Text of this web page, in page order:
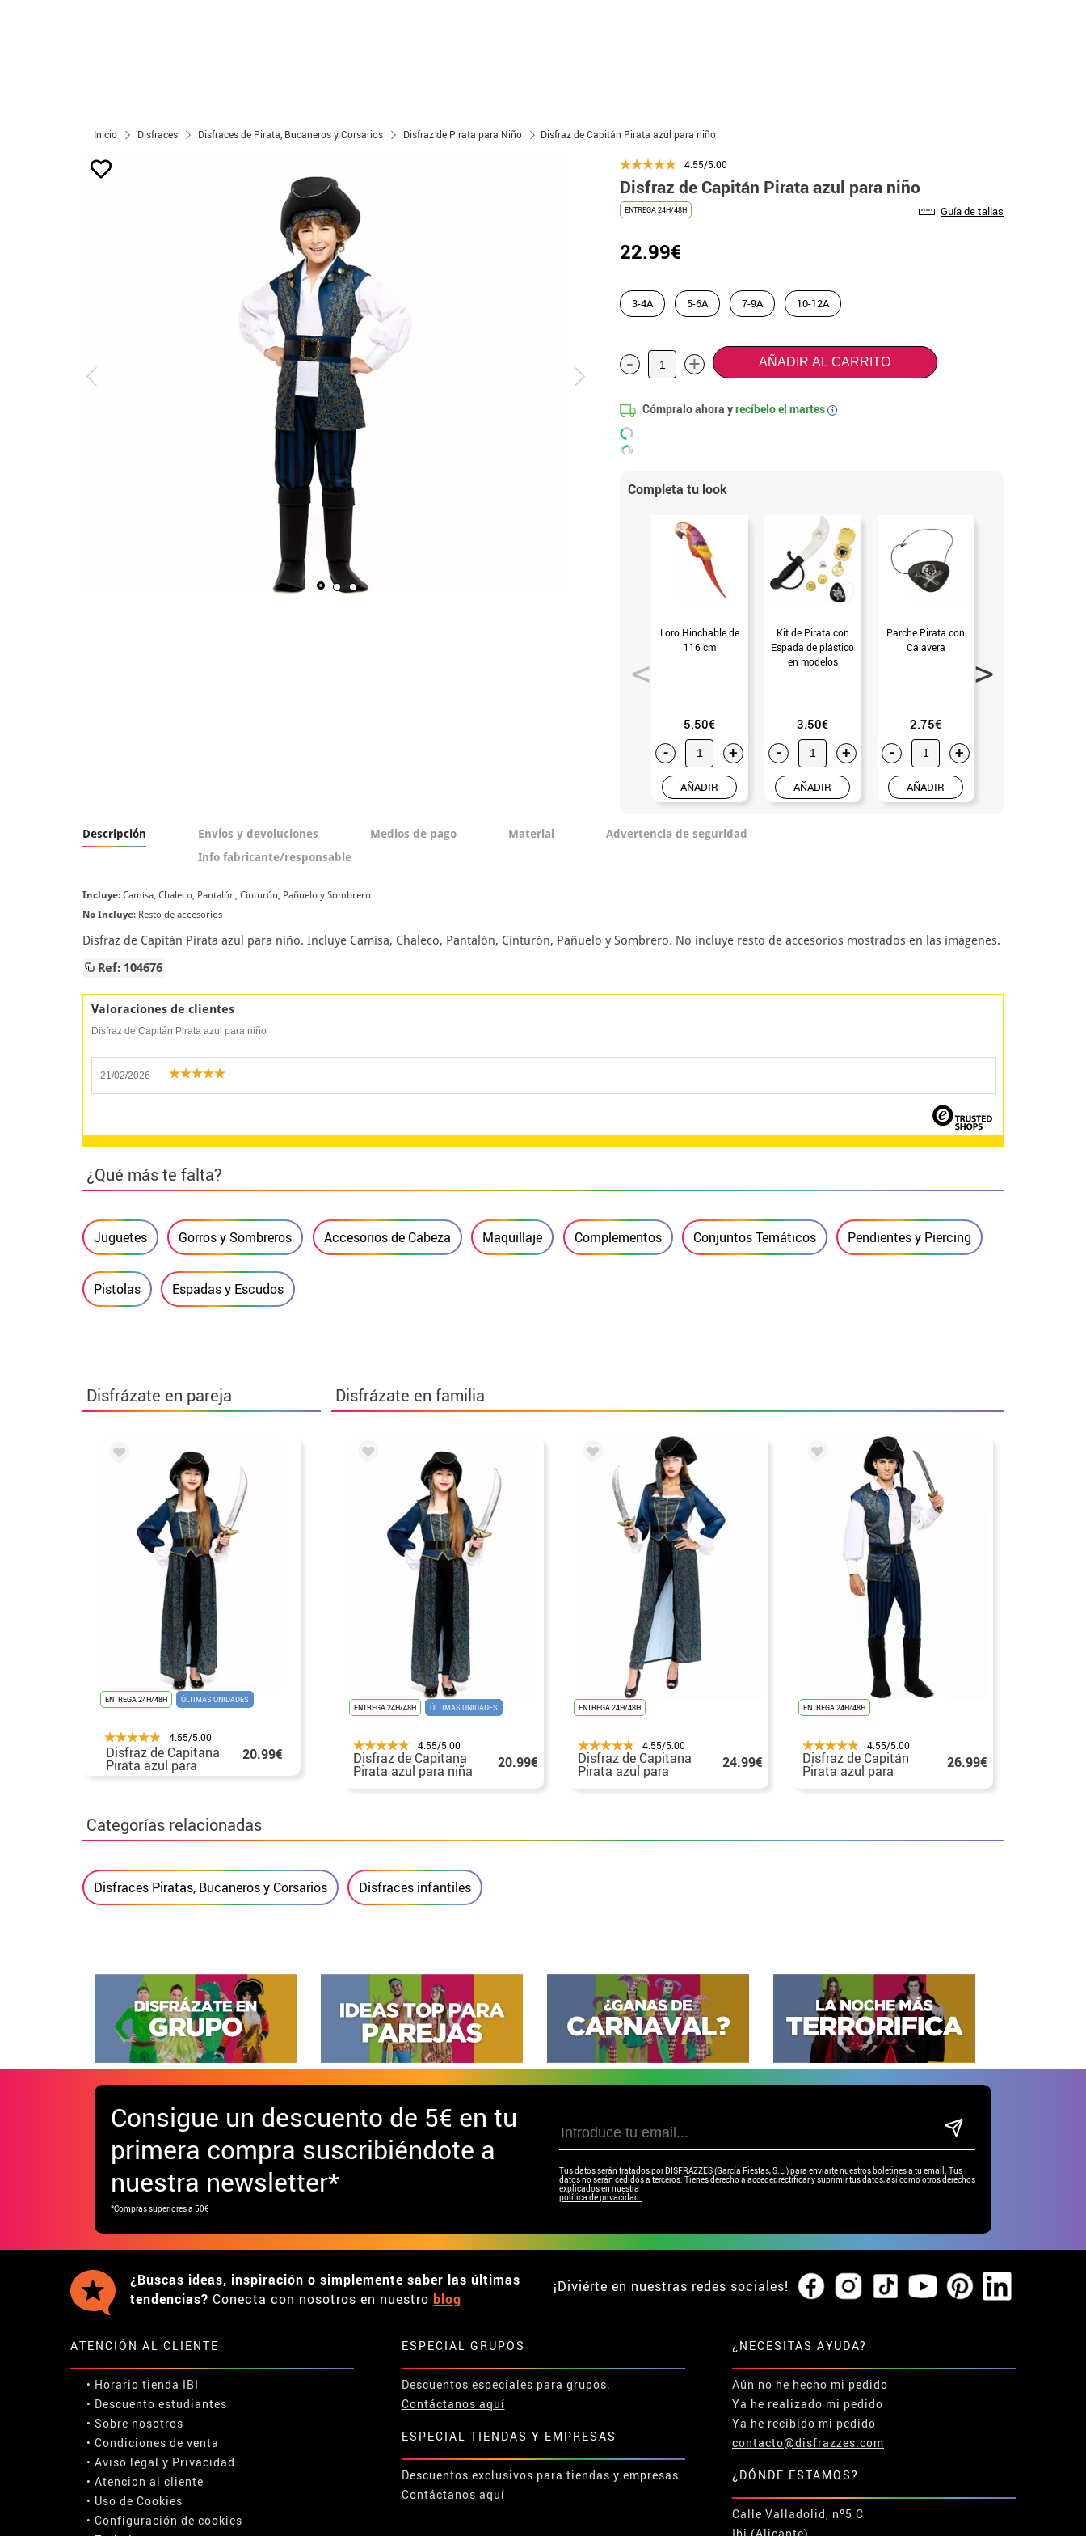
Inicio Disfraces Disfraces de Pirata, Bucaneros y Corsarios Disfraz de Pirata para Niño Disfraz de Capitán Pirata azul para niño
4.55/5.00
Disfraz de Capitán Pirata azul para niño
ENTREGA 24H/48H Guía de tallas
22.99€
3-4A 5-6A 7-9A 10-12A
- + AÑADIR AL CARRITO
Cómpralo ahora yrecíbelo el martes i
Completa tu look
Loro Hinchable de
116 cm
5.50€
- +
AÑADIR
Kit de Pirata con
Espada de plástico
en modelos
3.50€
- +
AÑADIR
Parche Pirata con
Calavera
2.75€
- +
AÑADIR
Descripción Envíos y devoluciones Medios de pago Material
Advertencia de seguridad
Info fabricante/responsable
Incluye: Camisa, Chaleco, Pantalón, Cinturón, Pañuelo y Sombrero
No Incluye: Resto de accesorios
Disfraz de Capitán Pirata azul para niño. Incluye Camisa, Chaleco, Pantalón, Cinturón, Pañuelo y Sombrero. No incluye resto de accesorios mostrados en las imágenes.
Ref: 104676
Valoraciones de clientes
Disfraz de Capitán Pirata azul para niño
21/02/2026
¿Qué más te falta?
Juguetes Gorros y Sombreros Accesorios de Cabeza Maquillaje Complementos Conjuntos Temáticos Pendientes y Piercing
Pistolas Espadas y Escudos
Disfrázate en pareja
ENTREGA 24H/48H ÚLTIMAS UNIDADES
4.55/5.00
Disfraz de Capitana
Pirata azul para
niña
20.99€
Disfrázate en familia
ENTREGA 24H/48H ÚLTIMAS UNIDADES
4.55/5.00
Disfraz de Capitana
Pirata azul para niña 20.99€
ENTREGA 24H/48H
4.55/5.00
Disfraz de Capitana
Pirata azul para 24.99€
ENTREGA 24H/48H
4.55/5.00
Disfraz de Capitán
Pirata azul para 26.99€
Categorías relacionadas
Disfraces Piratas, Bucaneros y Corsarios Disfraces infantiles
Consigue un descuento de 5€ en tu
primera compra suscribiéndote a
nuestra newsletter*
*Compras superiores a 50€
Tus datos serán tratados por DISFRAZZES (García Fiestas, S.L.) para enviarte nuestros boletines a tu email. Tus
datos no serán cedidos a terceros. Tienes derecho a acceder, rectificar y suprimir tus datos, así como otros derechos
explicados en nuestra
política de privacidad.
¿Buscas ideas, inspiración o simplemente saber las últimas
tendencias? Conecta con nosotros en nuestro blog
¡Diviérte en nuestras redes sociales!
ATENCIÓN AL CLIENTE
• Horario tienda IBI
• Descuento estudiantes
• Sobre nosotros
• Condiciones de venta
• Aviso legal y Privacidad
• Atencion al cliente
• Uso de Cookies
• Configuración de cookies
ESPECIAL GRUPOS
Descuentos especiales para grupos.
Contáctanos aquí
ESPECIAL TIENDAS Y EMPRESAS
Descuentos exclusivos para tiendas y empresas.
Contáctanos aquí
¿NECESITAS AYUDA?
Aún no he hecho mi pedido
Ya he realizado mi pedido
Ya he recibido mi pedido
contacto@disfrazzes.com
¿DÓNDE ESTAMOS?
Calle Valladolid, nº5 C